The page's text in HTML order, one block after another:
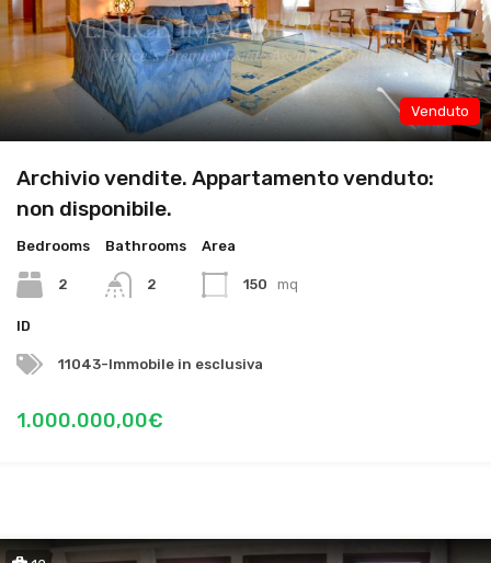
Venduto
Archivio vendite. Appartamento venduto:
non disponibile.
Bedrooms
2
Bathrooms
2
Area
150 mq
ID
11043-Immobile in esclusiva
1.000.000,00€